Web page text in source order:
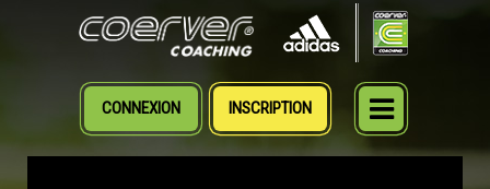
CONNEXION INSCRIPTION
MENU